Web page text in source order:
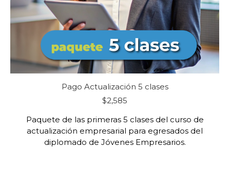
Pago Actualización 5 clases
$2,585
Paquete de las primeras 5 clases del curso de
actualización empresarial para egresados del
diplomado de Jóvenes Empresarios.